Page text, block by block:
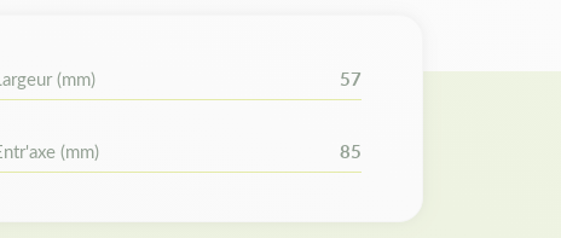
Loisirs : 532168721, 532175451.
532175451, 532175793, 532180584,
51, 5321805-84, 53-21687-21. AYP :
(mm) 57
(mm) 85